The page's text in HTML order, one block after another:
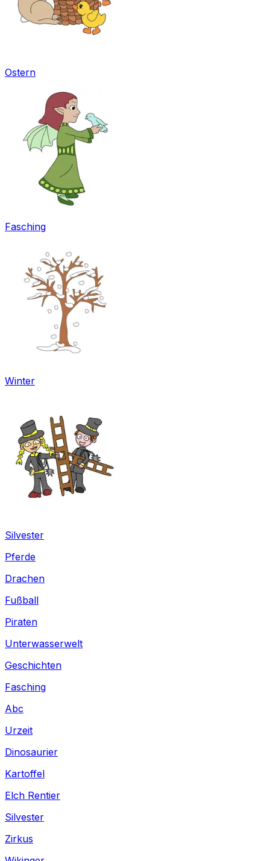
Ostern
Fasching
Winter
Silvester
Pferde
Drachen
Fußball
Piraten
Unterwasserwelt
Geschichten
Fasching
Abc
Urzeit
Dinosaurier
Kartoffel
Elch Rentier
Silvester
Zirkus